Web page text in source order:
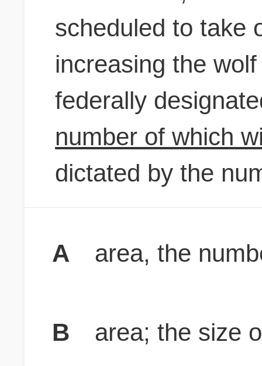
scheduled to take
increasing the
federally
number of which
dictated by the
A area, the
B
area; the size